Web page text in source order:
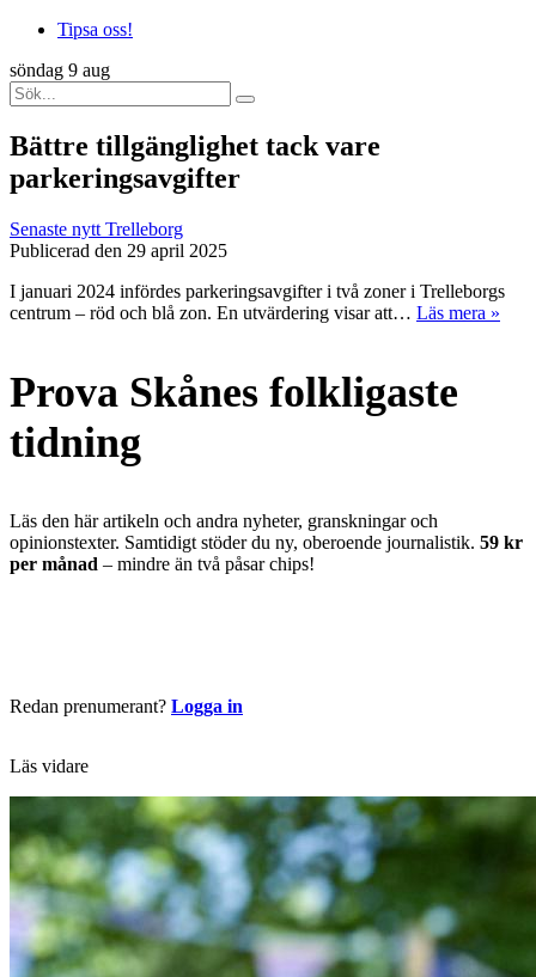
Tipsa oss!
söndag 9 aug
Bättre tillgänglighet tack vare
parkeringsavgifter
Senaste nytt Trelleborg
Publicerad den 29 april 2025
I januari 2024 infördes parkeringsavgifter i två zoner i Trelleborgs
centrum – röd och blå zon. En utvärdering visar att… Läs mera »
Prova Skånes folkligaste
tidning
Läs den här artikeln och andra nyheter, granskningar och
opinionstexter. Samtidigt stöder du ny, oberoende journalistik. 59 kr
per månad – mindre än två påsar chips!
Redan prenumerant? Logga in
Läs vidare